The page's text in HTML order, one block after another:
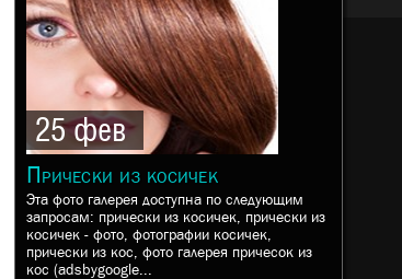
25 фев
Прически из косичек
Эта фото галерея доступна по следующим
запросам: прически из косичек, прически из
косичек - фото, фотографии косичек,
прически из кос, фото галерея причесок из
кос (adsbygoogle...